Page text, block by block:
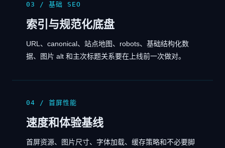
03 / 基础 SEO
索引与规范化底盘
URL、canonical、站点地图、robots、基础结构化数
据、图片 alt 和主次标题关系要在上线前一次做对。
04 / 首屏性能
速度和体验基线
首屏资源、图片尺寸、字体加载、缓存策略和不必要脚